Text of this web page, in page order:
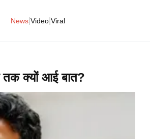
News Video Viral
तक क्यों आई बात?